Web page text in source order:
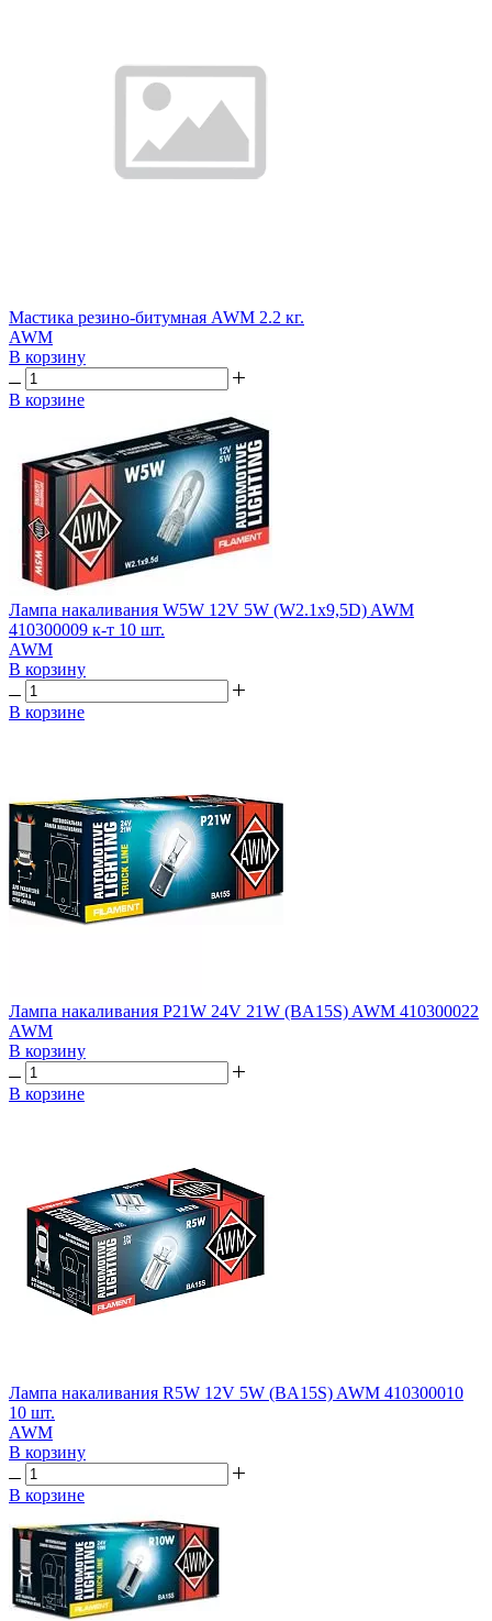
Мастика резино-битумная AWM 2.2 кг.
AWM
В корзину
В корзине
Лампа накаливания W5W 12V 5W (W2.1x9,5D) AWM
410300009 к-т 10 шт.
AWM
В корзину
В корзине
Лампа накаливания P21W 24V 21W (BA15S) AWM 410300022
AWM
В корзину
В корзине
Лампа накаливания R5W 12V 5W (BA15S) AWM 410300010
10 шт.
AWM
В корзину
В корзине